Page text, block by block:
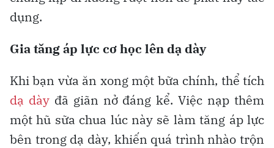
dụng.
Gia tăng áp lực cơ học lên dạ dày
Khi bạn vừa ăn xong một bữa chính, thể tích
dạ dàyđã giãn nở đáng kể. Việc nạp thêm
một hũ sữa chua lúc này sẽ làm tăng áp lực
bên trong dạ dày, khiến quá trình nhào trộn